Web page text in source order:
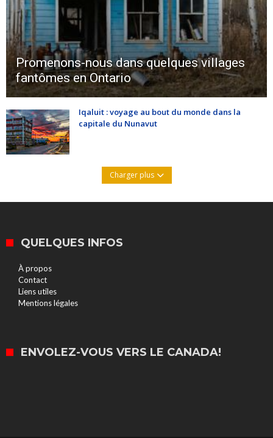
Promenons-nous dans quelques villages
fantômes en Ontario
Iqaluit : voyage au bout du monde dans la
capitale du Nunavut
Charger plus
QUELQUES INFOS
À propos
Contact
Liens utiles
Mentions légales
ENVOLEZ-VOUS VERS LE CANADA!